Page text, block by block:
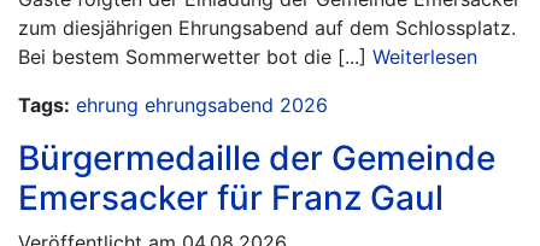
zum diesjährigen Ehrungsabend auf dem Schlossplatz.
Bei bestem Sommerwetter bot die [...] Weiterlesen
Tags: ehrung ehrungsabend 2026
Bürgermedaille der Gemeinde
Emersacker für Franz Gaul